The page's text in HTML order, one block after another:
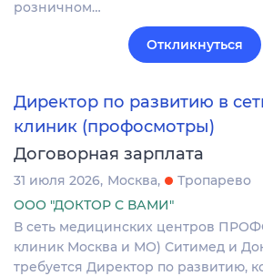
розничном…
Откликнуться
Директор по развитию в
клиник (профосмотры)
Договорная зарплата
31 июля 2026 Москва
Тропарево
ООО "ДОКТОР С ВАМИ"
В сеть медицинских центров
клиник Москва и МО) Ситимед и
требуется Директор по развитию,